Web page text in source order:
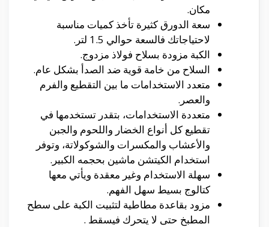
مكان.
سعة الدورق كثيرة تأخذ كميات مناسبة
لاحتياجاتك فالسعة حوالي 1.5 لتر.
الكبة مزودة بسلاح فولاذ مزدوج.
السلاح من خامة قوية ضد الصدأ بشكل عام.
متعدد الاستخدامات ما بين التقطيع والفرم
والعصر.
متعددة الاستخدامات، بتقدر تستخدمها في
تقطيع كل أنواع الخضار واللحوم والجبن
والأعشاب والمكسرات والشوكولاتة، وتوفر
استخدام الكيتشن ماشين بحجمه الكبير.
سهلة الاستخدام وغير معقدة ويأتي معها
كتالوج بسيط سهل الفهم.
مزود بقاعدة مطاطية لتثبيت الكبة على سطح
المطبخ حتى لا يتحرك فيسقط .